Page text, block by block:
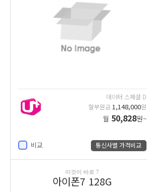
데이터 스페셜 D
할부원금1,148,000원
월 50,828원~
비교 통신사별 가격비교
이것이 바로 7
아이폰7 128G